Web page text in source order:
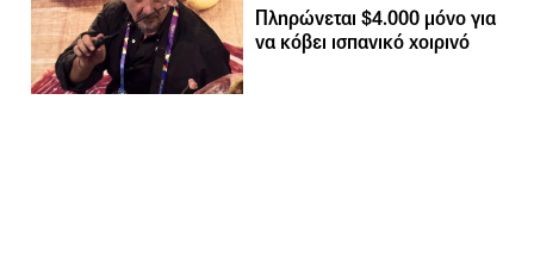
Πληρώνεται $4.000 μόνο για
να κόβει ισπανικό χοιρινό